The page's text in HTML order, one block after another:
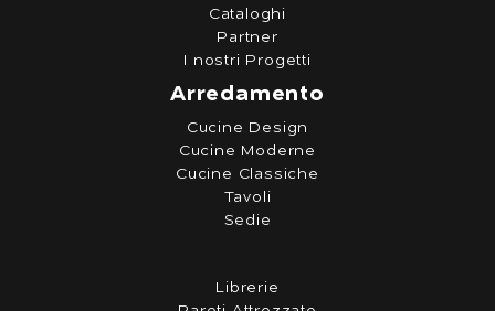
Cataloghi
Partner
I nostri Progetti
Arredamento
Cucine Design
Cucine Moderne
Cucine Classiche
Tavoli
Sedie
Librerie